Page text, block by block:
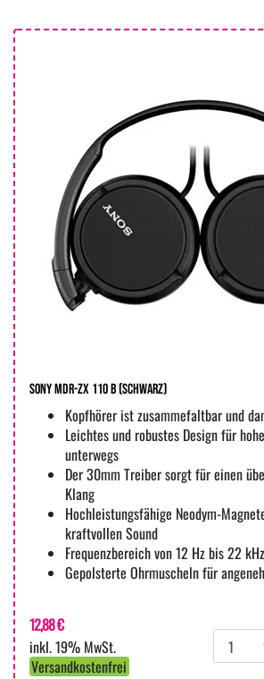
Sony MDR-ZX 110 B (Schwarz)
Kopfhörer ist zusammefaltbar und
Leichtes und robustes Design für
unterwegs
Der 30mm Treiber sorgt für einen
Klang
Hochleistungsfähige Neodym-
kraftvollen Sound
Frequenzbereich von 12 Hz bis 22 kHz
Gepolsterte Ohrmuscheln für
12,88 €
inkl. 19% MwSt.
Versandkostenfrei